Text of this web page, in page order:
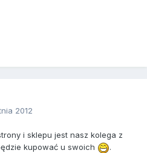
2012
i sklepu jest nasz kolega z
kupować u swoich .